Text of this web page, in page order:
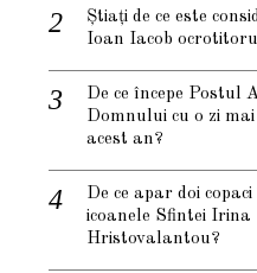
Știați de ce este
Ioan Iacob
De ce începe Postul
Domnului cu o zi
acest an?
De ce apar doi
icoanele Sfintei Irina
Hristovalantou?